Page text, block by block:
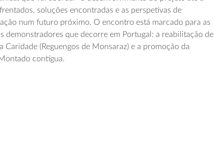
soluções encontradas e as perspetivas de
num futuro próximo. O encontro está marcado para as
demonstradores que decorre em Portugal: a reabilitação de
Caridade (Reguengos de Monsaraz) e a promoção da
contígua.